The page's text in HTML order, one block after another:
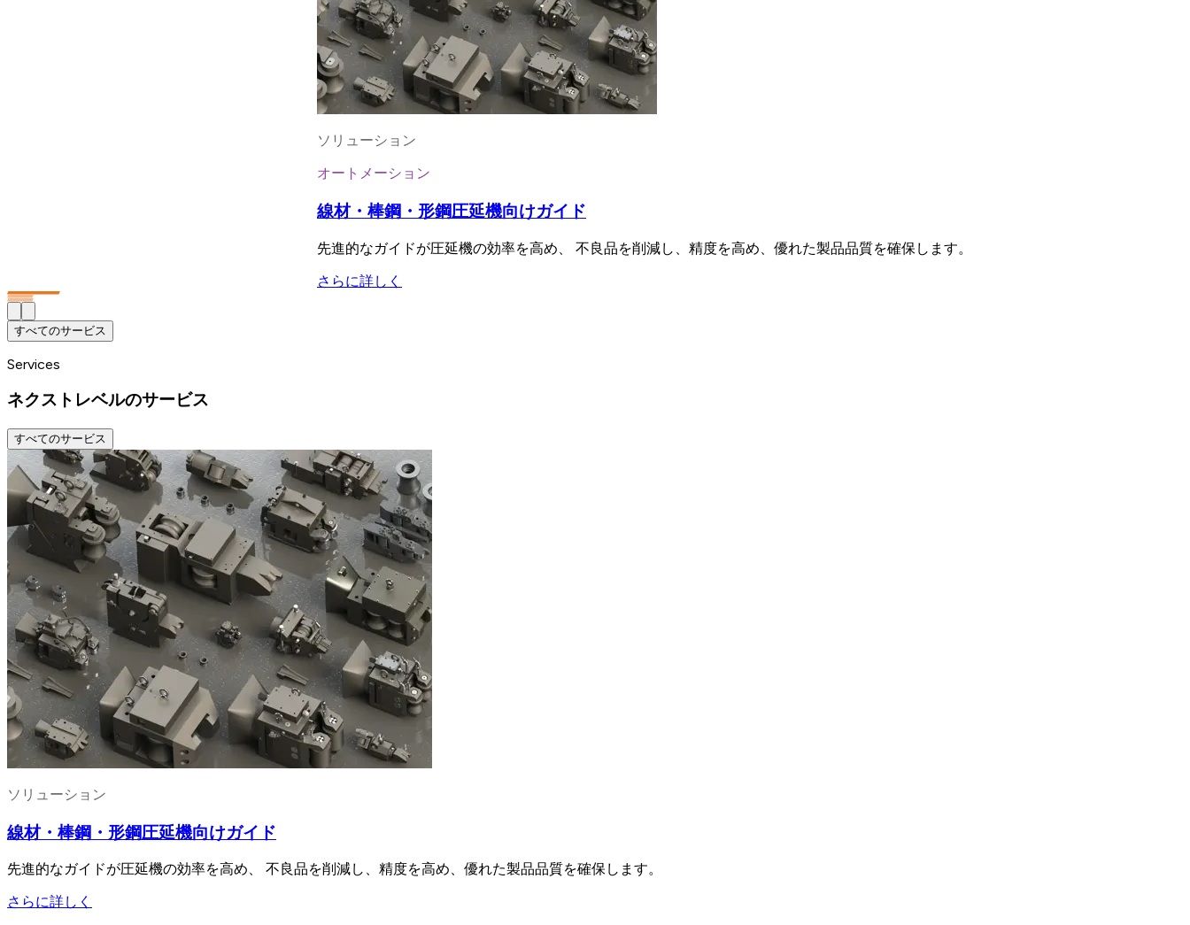
ソリューション
オートメーション
線材・棒鋼・形鋼圧延機向けガイド
先進的なガイドが圧延機の効率を高め、 不良品を削減し、精度を高め、優れた製品品質を確保します。
さらに詳しく
すべてのサービス
Services
ネクストレベルのサービス
すべてのサービス
ソリューション
線材・棒鋼・形鋼圧延機向けガイド
先進的なガイドが圧延機の効率を高め、 不良品を削減し、精度を高め、優れた製品品質を確保します。
さらに詳しく